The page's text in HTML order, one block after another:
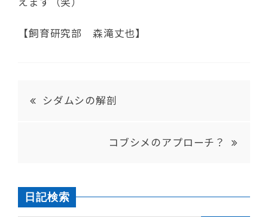
【飼育研究部 森滝丈也】
シダムシの解剖
コブシメのアプローチ？
日記検索